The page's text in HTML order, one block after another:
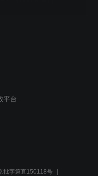
健身队 第八节拍打运动
平台
批字第直150118号